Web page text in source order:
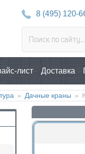
8 (495) 120-
лист Доставка
» Дачные краны »